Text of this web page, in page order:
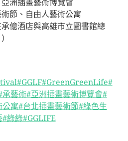
洲插畫藝術博覽會
節、自由人藝術公寓
承億酒店與高雄市立圖書館總
#GGLF#GreenGreenLife#
承藝術#亞洲插畫藝術博覽會#
公寓#台北插畫藝術節#綠色生
#綠綠#GGLIFE